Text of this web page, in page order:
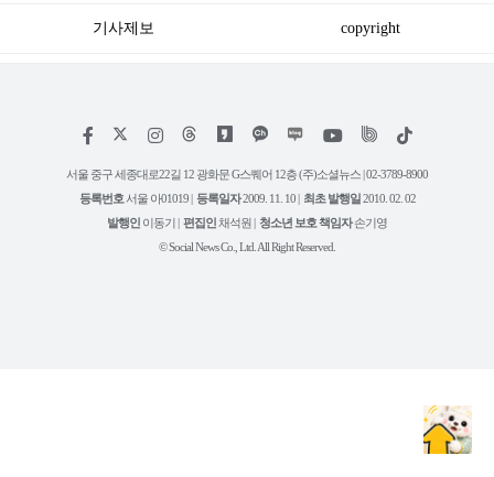
기사제보 copyright
페
스
인
타
램
위
트
유
튜
틱
서울 중구 세종대로22길 12 광화문 G스퀘어 12층 (주)소셜뉴스 | 02-3789-8900
등록번호 서울 아01019 | 등록일자2009. 11. 10 | 최초 발행일2010. 02. 02
발행인 이동기 | 편집인채석원 | 청소년 보호 책임자손기영
© Social News Co., Ltd. All Right Reserved.